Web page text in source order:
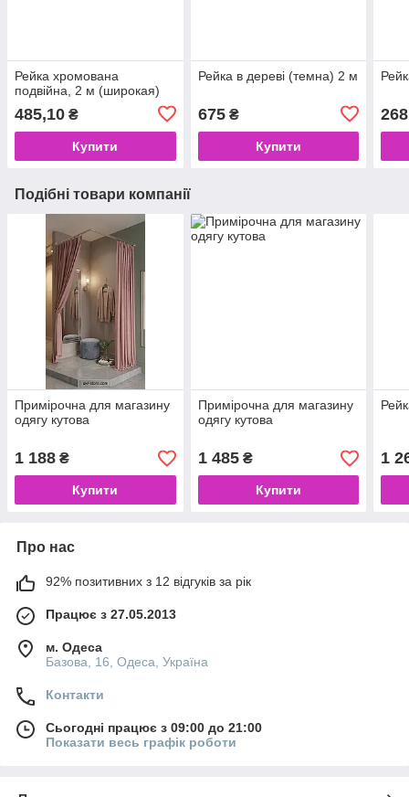
Рейка хромована
подвійна, 2 м (широкая)
485,10 ₴
Купити
Рейка в дереві (темна) 2 м
675₴
Купити
268
Подібні товари компанії
Примірочна для магазину
одягу кутова
1 188 ₴
Купити
Примірочна для магазину
одягу кутова
1 485₴
Купити
1
Про нас
92% позитивних з 12 відгуків за рік
Працює з 27.05.2013
м. Одеса
Базова, 16, Одеса, Україна
Контакти
Сьогодні працює з 09:00 до 21:00
Показати весь графік роботи